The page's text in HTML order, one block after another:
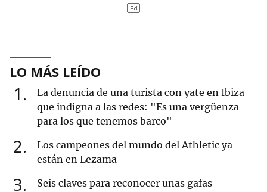
LO MÁS LEÍDO
1
La denuncia de una turista con yate en Ibiza
que indigna a las redes: "Es una vergüenza
para los que tenemos barco"
2
Los campeones del mundo del Athletic ya
están en Lezama
3
Seis claves para reconocer unas gafas